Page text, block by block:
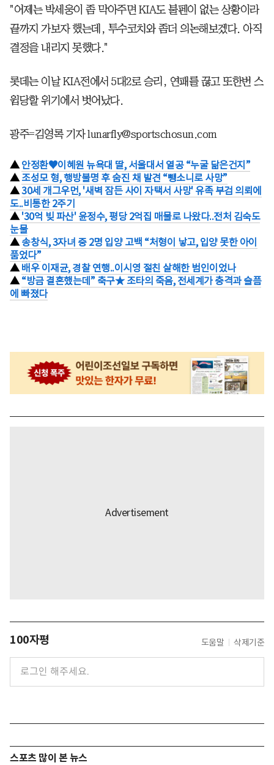
"어제는 박세웅이 좀 막아주면 KIA도 불펜이 없는 상황이라
끝까지 가보자 했는데, 투수코치와 좀더 의논해보겠다. 아직
결정을 내리지 못했다."
롯데는 이날 KIA전에서 5대2로 승리, 연패를 끊고 또한번 스
윕당할 위기에서 벗어났다.
광주=김영록 기자 lunarfly@sportschosun.com
▲ 안정환♥이혜원 뉴욕대 딸, 서울대서 열공 “누굴 닮은건지”
▲ 조성모 형, 행방불명 후 숨진 채 발견 “뺑소니로 사망”
▲30세 개그우먼, '새벽 잠든 사이 자택서 사망' 유족 부검 의뢰에
도..비통한 2주기
▲ '30억 빚 파산' 윤정수, 평당 2억집 매물로 나왔다..전처 김숙도
눈물
▲ 송창식, 3자녀 중 2명 입양 고백 “처형이 낳고, 입양 못한 아이
품었다”
▲ 배우 이재균, 경찰 연행..이시영 절친 살해한 범인이었나
▲ “방금 결혼했는데” 축구★ 조타의 죽음, 전세계가 충격과 슬픔
에 빠졌다
100자평 도움말 삭제기준
스포츠 많이 본 뉴스